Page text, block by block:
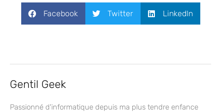
Facebook Twitter LinkedIn
Gentil Geek
Passionné d'informatique depuis ma plus tendre enfance